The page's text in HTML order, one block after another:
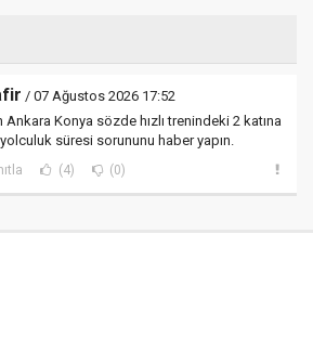
/ 07 Ağustos 2026 17:52
Ankara Konya sözde hızlı trenindeki 2 katına
süresi sorununu haber yapın.
(4) (0)